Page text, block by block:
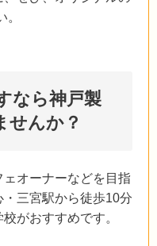
なら神戸製
せんか？
オーナーなどを目指
三宮駅から徒歩10分
がおすすめです。